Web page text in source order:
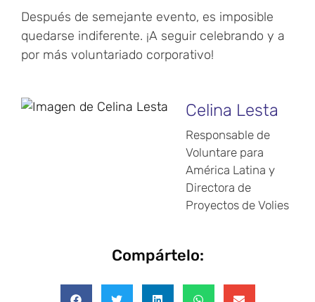
Después de semejante evento, es imposible
quedarse indiferente. ¡A seguir celebrando y a
por más voluntariado corporativo!
Celina Lesta
Responsable de
Voluntare para
América Latina y
Directora de
Proyectos de Volies
Compártelo: